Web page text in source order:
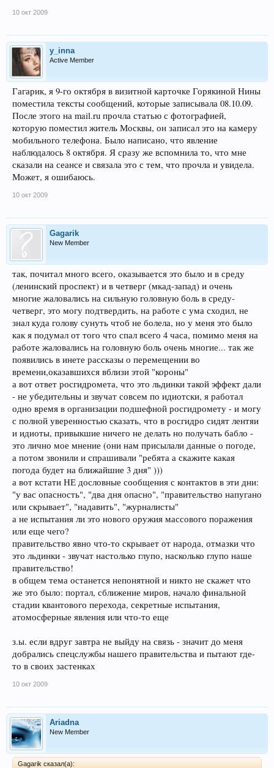
10 окт 2009
y_inna
Active Member
Гагарик, я 9-го октября в визитной карточке Горякиной Нины
поместила тексты сообщений, которые записывала 08.10.09.
После этого на mail.ru прочла статью с фотографией,
которую поместил житель Москвы, он записал это на камеру
мобильного телефона. Было написано, что явление
наблюдалось 8 октября. Я сразу же вспомнила то, что мне
сказали на сеансе и связала это с тем, что прочла и увидела.
Может, я ошибаюсь.
10 окт 2009
Gagarik
New Member
так, почитал много всего, оказывается это было и в среду
(ленинский проспект) и в четверг (мкад-запад) и очень
многие жаловались на сильную головную боль в среду-
четверг, это могу подтвердить, на работе с ума сходил, не
знал куда голову сунуть чтоб не болела, но у меня это было
как я подумал от того что спал всего 4 часа, помимо меня на
работе жаловались на головную боль очень многие... так же
появились в инете рассказы о перемещении во
времени,оказавшихся вблизи этой "короны"
а вот ответ росгидромета, что это льдинки такой эффект дали
- не убедительны и звучат совсем по идиотски, я работал
одно время в организации подшефной росгидромету - и могу
с полной уверенностью сказать, что в росгидро сидят лентяи
и идиоты, привыкшие ничего не делать но получать бабло -
это лично мое мнение (они нам присылали данные о погоде,
а потом звонили и спрашивали "ребята а скажите какая
погода будет на ближайшие 3 дня" )))
а вот кстати НЕ дословные сообщения с контактов в эти дни:
"у вас опасность", "два дня опасно", "правительство напугано
или скрывает", "надавить", "журналисты"
а не испытания ли это нового оружия массового поражения
или еще чего?
правительство явно что-то скрывает от народа, отмазки что
это льдинки - звучат настолько глупо, насколько глупо наше
правительство!
в общем тема останется непонятной и никто не скажет что
же это было: портал, сближение миров, начало финальной
стадии квантового перехода, секретные испытания,
атомосферные явления или что-то еще
з.ы. если вдруг завтра не выйду на связь - значит до меня
добрались спецслужбы нашего правительства и пытают где-
то в своих застенках
10 окт 2009
Ariadna
New Member
Gagarik сказал(а):